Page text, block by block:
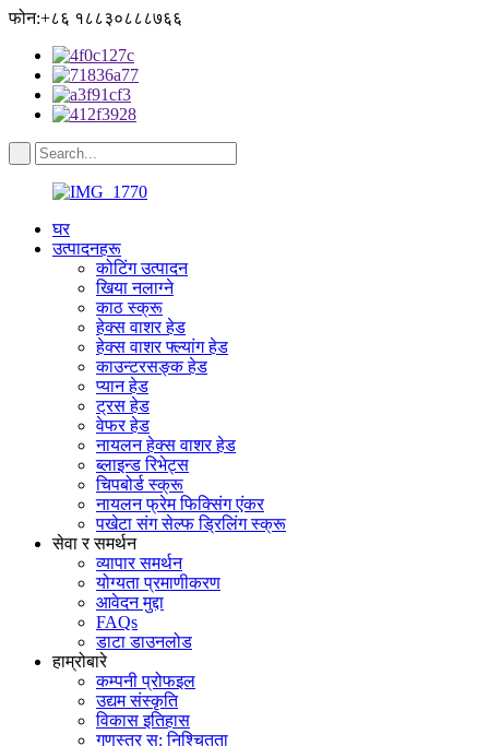
फोन:+८६ १८८३०८८८७६६
घर
उत्पादनहरू
कोटिंग उत्पादन
खिया नलाग्ने
काठ स्क्रू
हेक्स वाशर हेड
हेक्स वाशर फ्ल्यांग हेड
काउन्टरसङ्क हेड
प्यान हेड
ट्रस हेड
वेफर हेड
नायलन हेक्स वाशर हेड
ब्लाइन्ड रिभेट्स
चिपबोर्ड स्क्रू
नायलन फ्रेम फिक्सिंग एंकर
पखेटा संग सेल्फ ड्रिलिंग स्क्रू
सेवा र समर्थन
व्यापार समर्थन
योग्यता प्रमाणीकरण
आवेदन मुद्दा
FAQs
डाटा डाउनलोड
हाम्रोबारे
कम्पनी प्रोफइल
उद्यम संस्कृति
विकास इतिहास
गुणस्तर सु: निश्चितता